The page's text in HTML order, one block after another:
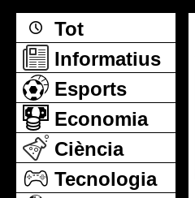
Tot
Informatius
Esports
Economia
Ciència
Tecnologia